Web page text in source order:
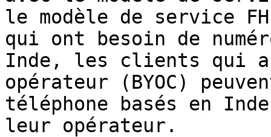
le modèle de service
qui ont besoin de
Inde, les clients qui
opérateur (BYOC)
téléphone basés en
leur opérateur.